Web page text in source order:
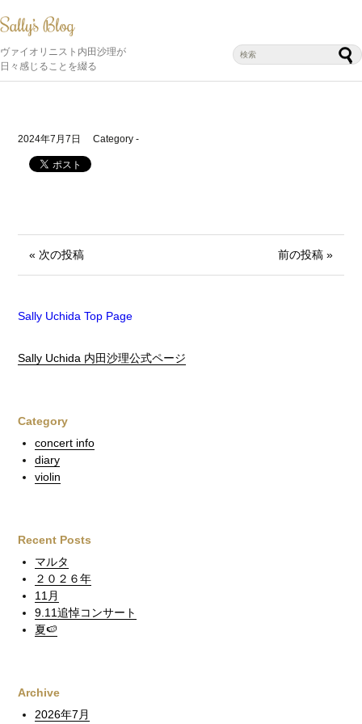
ヴァイオリニスト内田沙理が
日々感じることを綴る
2024年7月7日 Category -
« 次の投稿 前の投稿 »
Sally Uchida Top Page
Sally Uchida 内田沙理公式ページ
Category
concert info
diary
violin
Recent Posts
マルタ
２０２６年
11月
9.11追悼コンサート
夏🍉
Archive
2026年7月